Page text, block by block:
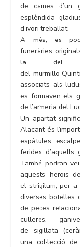
de cames d’un
esplèndida
d’ivori treballat.
A més, es
funeràries
la del
del murmillo
associats als
es formaven els
de l’armeria del
Un apartat
Alacant és
espàtules,
ferides d’aquells
També podran
aquests herois
el strigilum, per
diverses botelles
de peces
culleres,
de sigillata
una col·lecció